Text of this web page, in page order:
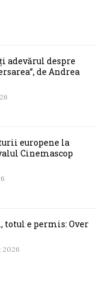
adevărul despre
de Andrea
europene la
Cinemascop
totul e permis: Over
2026